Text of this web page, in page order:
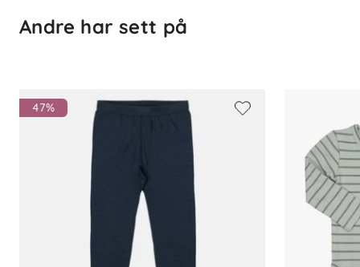
Andre har sett på
47%